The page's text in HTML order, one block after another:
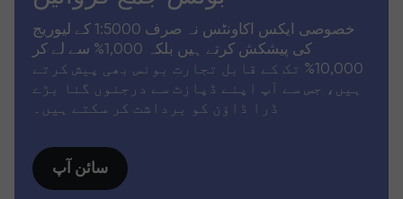
خصوصی ایکس اکاونٹس نہ صرف 1:5000 کے لیوریج
کی پیشکش کرتے ہیں بلکہ 1,000% سے لے کر
10,000% تک کے قابل تجارت بونس بھی پیش کرتے
ہیں، جس سے آپ اپنے ڈپازٹ سے درجنوں گنا بڑے
ڈرا ڈاؤن کو برداشت کر سکتے ہیں۔
سائن آپ